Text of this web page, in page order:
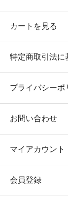
カートを見る
特定商取引法に
プライバシーポ
お問い合わせ
マイアカウント
会員登録